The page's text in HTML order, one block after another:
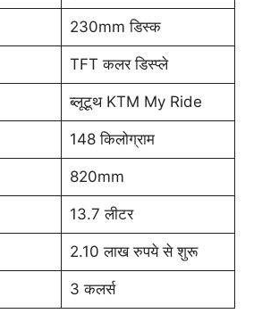
230mm डिस्क
TFT कलर डिस्प्ले
ब्लूटूथ KTM My Ride
148 किलोग्राम
820mm
13.7 लीटर
2.10 लाख रुपये से शुरू
3 कलर्स